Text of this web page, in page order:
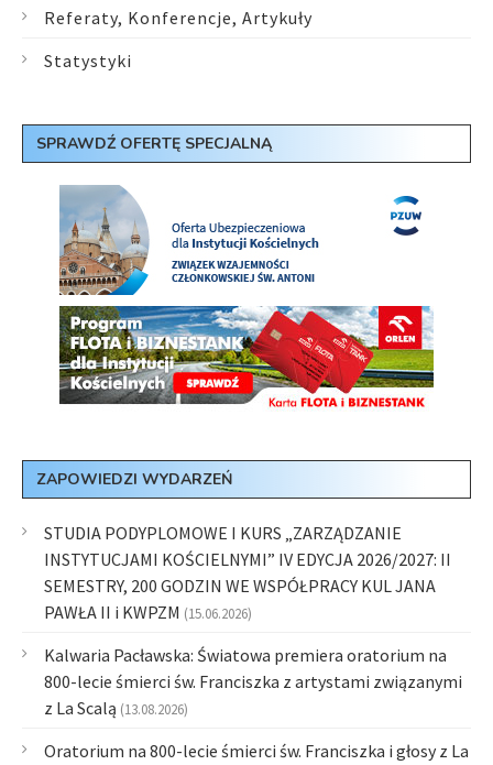
Referaty, Konferencje, Artykuły
Statystyki
SPRAWDŹ OFERTĘ SPECJALNĄ
ZAPOWIEDZI WYDARZEŃ
STUDIA PODYPLOMOWE I KURS „ZARZĄDZANIE
INSTYTUCJAMI KOŚCIELNYMI” IV EDYCJA 2026/2027: II
SEMESTRY, 200 GODZIN WE WSPÓŁPRACY KUL JANA
PAWŁA II i KWPZM (15.06.2026)
Kalwaria Pacławska: Światowa premiera oratorium na
800-lecie śmierci św. Franciszka z artystami związanymi
z La Scalą (13.08.2026)
Oratorium na 800-lecie śmierci św. Franciszka i głosy z La